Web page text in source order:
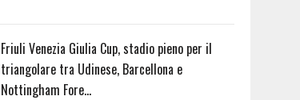
Friuli Venezia Giulia Cup, stadio pieno per il
triangolare tra Udinese, Barcellona e
Nottingham Fore…